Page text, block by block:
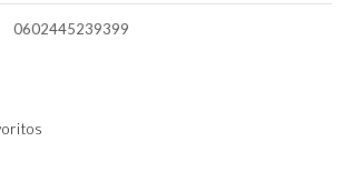
0602445239399